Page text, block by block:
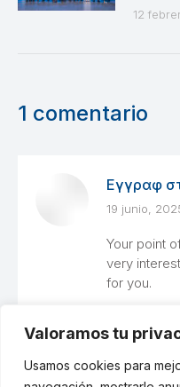
Valoramos tu
Usamos cookies para
12
1 comentario
Εγγραφ
dice:
19 junio,
Your point
very
for you.
Los comentarios están